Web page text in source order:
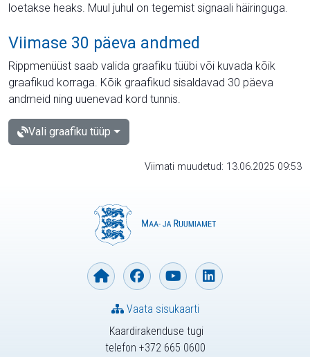
loetakse heaks. Muul juhul on tegemist signaali häiringuga.
Viimase 30 päeva andmed
Rippmenüüst saab valida graafiku tüübi või kuvada kõik
graafikud korraga. Kõik graafikud sisaldavad 30 päeva
andmeid ning uuenevad kord tunnis.
Vali graafiku tüüp
Viimati muudetud: 13.06.2025 09:53
Kaardirakenduse tugi
telefon +372 665 0600
Vaata sisukaarti